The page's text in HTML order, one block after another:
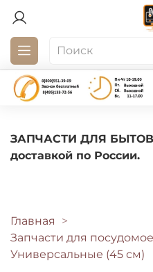
ЗАПЧАСТИ ДЛЯ
доставкой по
Главная
Запчасти для
Универсальные (45 см)